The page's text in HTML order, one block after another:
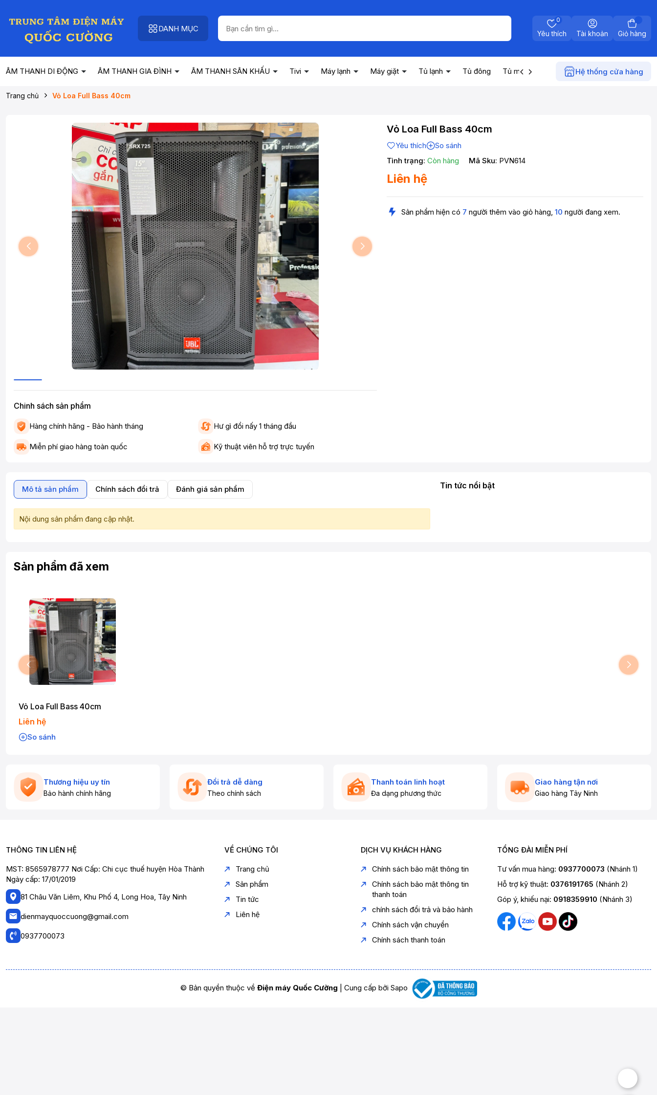
DANH MỤC
Yêu thích
0
Tài khoản Giỏ hàng
ÂM THANH DI ĐỘNG ÂM THANH GIA ĐÌNH ÂM THANH SÂN KHẤU Tivi Máy lạnh Máy giặt Tủ lạnh Tủ đông Tủ mát Máy nước nóng Điện gia
Hệ thống cửa hàng
Trang chủ Vỏ Loa Full Bass 40cm
Chinh sách sản phẩm
Hàng chính hãng - Bảo hành tháng Hư gì đổi nấy 1 tháng đầu
Miễn phí giao hàng toàn quốc Kỹ thuật viên hỗ trợ trực tuyến
Vỏ Loa Full Bass 40cm
Yêu thích
So sánh
Tình trạng: Còn hàng Mã Sku: PVN614
Liên hệ
Sản phẩm hiện có 7 người thêm vào giỏ hàng, 10 người đang xem.
Mô tả sản phẩm Chính sách đổi trả Đánh giá sản phẩm
Nội dung sản phẩm đang cập nhật.
Tin tức nổi bật
Sản phẩm đã xem
Vỏ Loa Full Bass 40cm
Liên hệ
So sánh
Thương hiệu uy tín
Bảo hành chính hãng
Đổi trả dễ dàng
Theo chính sách
Thanh toán linh hoạt
Đa dạng phương thức
Giao hàng tận nơi
Giao hàng Tây Ninh
THÔNG TIN LIÊN HỆ
MST: 8565978777 Nơi Cấp: Chi cục thuế huyện Hòa Thành
Ngày cấp: 17/01/2019
81 Châu Văn Liêm, Khu Phố 4, Long Hoa, Tây Ninh
dienmayquoccuong@gmail.com
0937700073
VỀ CHÚNG TÔI
Trang chủ
Sản phẩm
Tin tức
Liên hệ
DỊCH VỤ KHÁCH HÀNG
Chính sách bảo mật thông tin
Chính sách bảo mật thông tin
thanh toán
chính sách đổi trả và bảo hành
Chính sách vận chuyển
Chính sách thanh toán
TỔNG ĐÀI MIỄN PHÍ
Tư vấn mua hàng: 0937700073 (Nhánh 1)
Hỗ trợ kỹ thuật: 0376191765 (Nhánh 2)
Góp ý, khiếu nại: 0918359910 (Nhánh 3)
© Bản quyền thuộc về Điện máy Quốc Cường Cung cấp bởi Sapo